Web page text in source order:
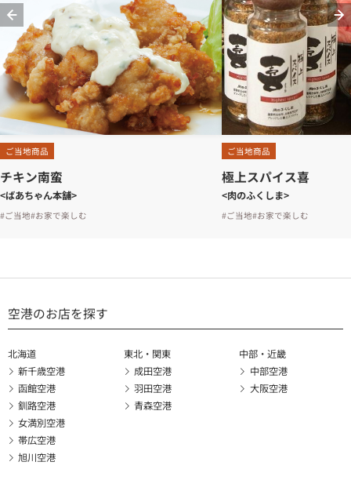
ご当地商品
チキン南蛮
<ばあちゃん本舗>
#ご当地#お家で楽しむ
ご当地商品
極上スパイス喜
<肉のふくしま>
#ご当地#お家で楽しむ
空港のお店を探す
北海道
新千歳空港
函館空港
釧路空港
女満別空港
帯広空港
旭川空港
東北・関東
成田空港
羽田空港
青森空港
中部・近畿
中部空港
大阪空港